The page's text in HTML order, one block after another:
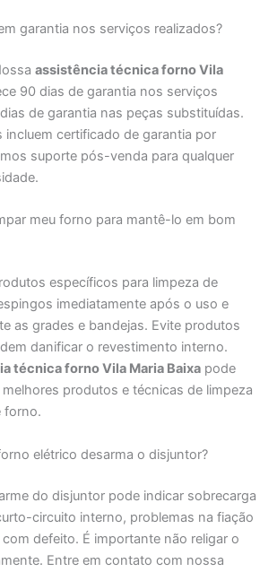
garantia nos serviços realizados?
assistência técnica forno Vila
90 dias de garantia nos serviços
de garantia nas peças substituídas.
incluem certificado de garantia por
suporte pós-venda para qualquer
meu forno para mantê-lo em bom
específicos para limpeza de
imediatamente após o uso e
as grades e bandejas. Evite produtos
danificar o revestimento interno.
técnica forno Vila Maria Baixa pode
produtos e técnicas de limpeza
forno.
elétrico desarma o disjuntor?
do disjuntor pode indicar sobrecarga
circuito interno, problemas na fiação
defeito. É importante não religar o
Entre em contato com nossa